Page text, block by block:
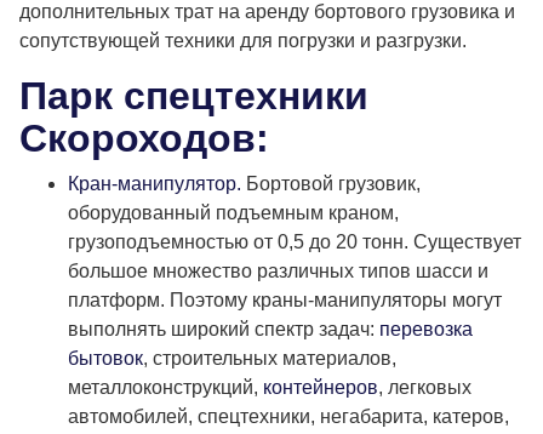
дополнительных трат на аренду бортового грузовика и
сопутствующей техники для погрузки и разгрузки.
Парк спецтехники
Скороходов:
Кран-манипулятор. Бортовой грузовик,
оборудованный подъемным краном,
грузоподъемностью от 0,5 до 20 тонн. Существует
большое множество различных типов шасси и
платформ. Поэтому краны-манипуляторы могут
выполнять широкий спектр задач: перевозка
бытовок, строительных материалов,
металлоконструкций, контейнеров, легковых
автомобилей, спецтехники, негабарита, катеров,